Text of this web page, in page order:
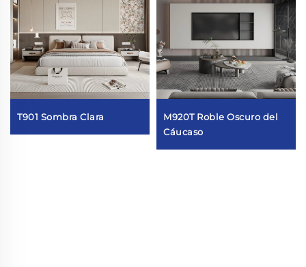
T901 Sombra Clara
M920T Roble Oscuro del
Cáucaso